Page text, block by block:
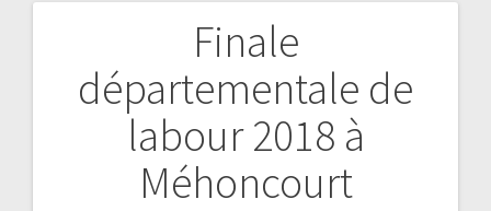
Finale
départementale de
labour 2018 à
Méhoncourt